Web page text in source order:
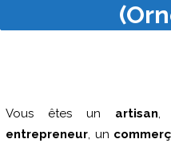
Vous êtes un artisan,
entrepreneur, un